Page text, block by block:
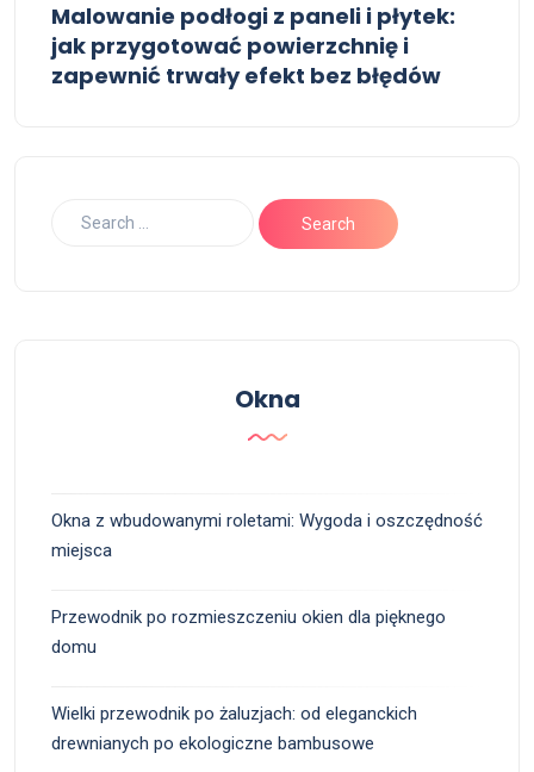
Malowanie podłogi z paneli i płytek:
jak przygotować powierzchnię i
zapewnić trwały efekt bez błędów
Okna
Okna z wbudowanymi roletami: Wygoda i oszczędność
miejsca
Przewodnik po rozmieszczeniu okien dla pięknego
domu
Wielki przewodnik po żaluzjach: od eleganckich
drewnianych po ekologiczne bambusowe